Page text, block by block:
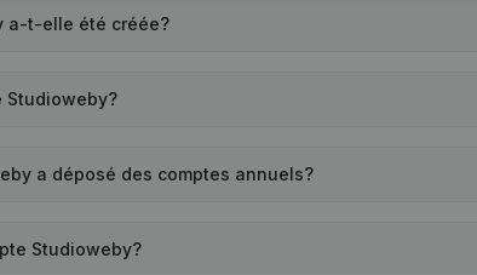
a-t-elle été créée?
Studioweby?
a déposé des comptes annuels?
Studioweby?